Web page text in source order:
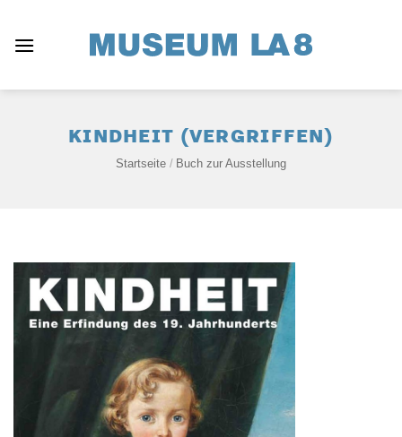
springen
KINDHEIT (VERGRIFFEN)
Startseite / Buch zur Ausstellung